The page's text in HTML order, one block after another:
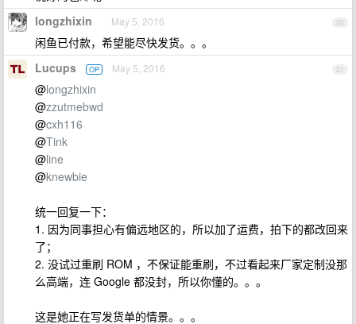
20
longzhixin May 5, 2016
闲鱼已付款，希望能尽快发货。。。
21
Lucups OP May 5, 2016
@longzhixin
@zzutmebwd
@cxh116
@Tink
@line
@knewbie
统一回复一下：
1. 因为同事担心有偏远地区的，所以加了运费，拍下的都改回来
了；
2. 没试过重刷 ROM ，不保证能重刷，不过看起来厂家定制没那
么高端，连 Google 都没封，所以你懂的。。。
这是她正在写发货单的情景。。。